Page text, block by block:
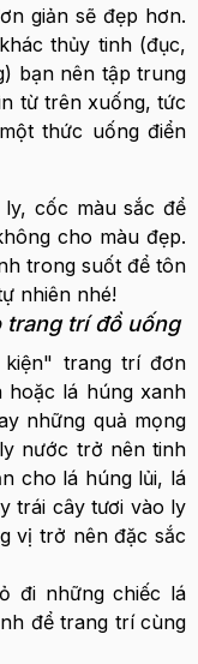
giản sẽ đẹp hơn.
thủy tinh (đục,
bạn nên tập trung
từ trên xuống, tức
thức uống điển
cốc màu sắc để
cho màu đẹp.
trong suốt để tôn
nhiên nhé!
trang trí đồ uống
kiện" trang trí đơn
hoặc lá húng xanh
những quả mọng
nước trở nên tinh
cho lá húng lủi, lá
trái cây tươi vào ly
vị trở nên đặc sắc
đi những chiếc lá
để trang trí cùng